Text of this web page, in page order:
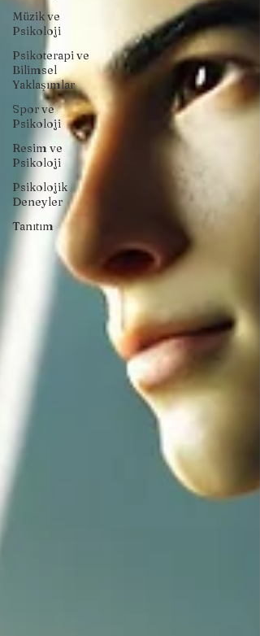
Müzik ve
Psikoloji
Psikoterapi ve
Bilimsel
Yaklaşımlar
Spor ve
Psikoloji
Resim ve
Psikoloji
Psikolojik
Deneyler
Tanıtım